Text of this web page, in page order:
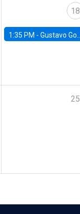
18
1:35 PM - Gustavo González, Banco Central de Chile
25